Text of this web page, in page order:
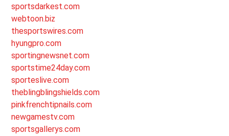
sportsdarkest.com
webtoon.biz
thesportswires.com
hyungpro.com
sportingnewsnet.com
sportstime24day.com
sporteslive.com
theblingblingshields.com
pinkfrenchtipnails.com
newgamestv.com
sportsgallerys.com